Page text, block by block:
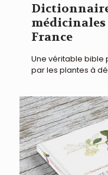
médicinales
France
Une véritable bible
par les plantes à